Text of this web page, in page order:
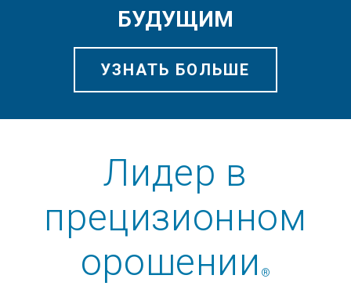
БУДУЩИМ
УЗНАТЬ БОЛЬШЕ
Лидер в
прецизионном
орошении ®